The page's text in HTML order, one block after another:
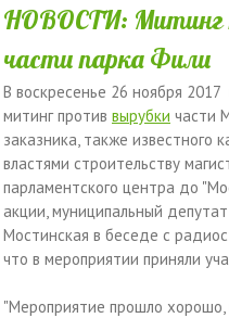
НОВОСТИ: Митинг
части парка Фили
В воскресенье 26 ноября
митинг против вырубки части
заказника, также известного
властями строительству
парламентского центра до
акции, муниципальный
Мостинская в беседе с
что в мероприятии приняли
"Мероприятие прошло хорошо,